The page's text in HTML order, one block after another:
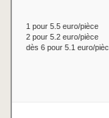
1 pour 5.5 euro/pièce
2 pour 5.2 euro/pièce
dès 6 pour 5.1 euro/